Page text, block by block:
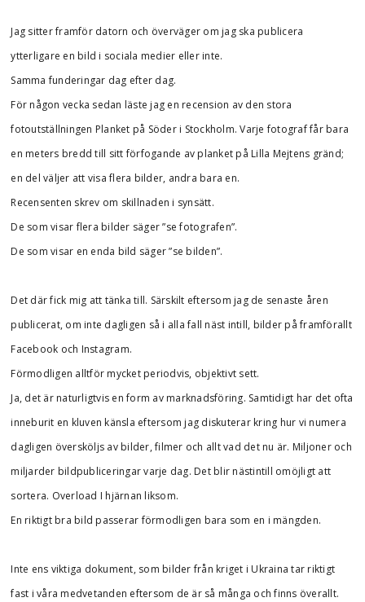
Jag sitter framför datorn och överväger om jag ska publicera
ytterligare en bild i sociala medier eller inte.
Samma funderingar dag efter dag.
För någon vecka sedan läste jag en recension av den stora
fotoutställningen Planket på Söder i Stockholm. Varje fotograf får bara
en meters bredd till sitt förfogande av planket på Lilla Mejtens gränd;
en del väljer att visa flera bilder, andra bara en.
Recensenten skrev om skillnaden i synsätt.
De som visar flera bilder säger ”se fotografen”.
De som visar en enda bild säger ”se bilden”.
Det där fick mig att tänka till. Särskilt eftersom jag de senaste åren
publicerat, om inte dagligen så i alla fall näst intill, bilder på framförallt
Facebook och Instagram.
Förmodligen alltför mycket periodvis, objektivt sett.
Ja, det är naturligtvis en form av marknadsföring. Samtidigt har det ofta
inneburit en kluven känsla eftersom jag diskuterar kring hur vi numera
dagligen översköljs av bilder, filmer och allt vad det nu är. Miljoner och
miljarder bildpubliceringar varje dag. Det blir nästintill omöjligt att
sortera. Overload I hjärnan liksom.
En riktigt bra bild passerar förmodligen bara som en i mängden.
Inte ens viktiga dokument, som bilder från kriget i Ukraina tar riktigt
fast i våra medvetanden eftersom de är så många och finns överallt.